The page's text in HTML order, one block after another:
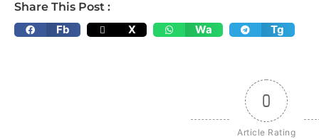
Share This Post :
Fb
X Wa Tg
0
Article Rating